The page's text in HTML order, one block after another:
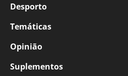
Desporto
Temáticas
Opinião
Suplementos